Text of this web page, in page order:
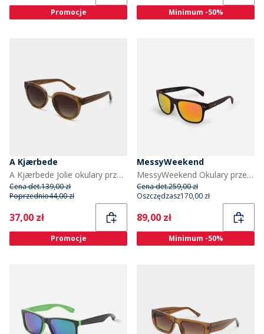
Promocje Minimum -50%
A Kjærbede
A Kjærbede Jolie okulary przeciwsłoneczne kolor Smoke Transparent
Cena det.139,00 zł
Poprzednio44,00 zł
Current
37,00 zł
Promocje
MessyWeekend
MessyWeekend Okulary przeciwsłoneczne Tempo kolor Czarny
Cena det.259,00 zł
Oszczędzasz170,00 zł
Current
89,00 zł
Minimum -50%